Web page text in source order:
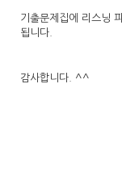
기출문제집에 리스닝
됩니다.
감사합니다. ^^